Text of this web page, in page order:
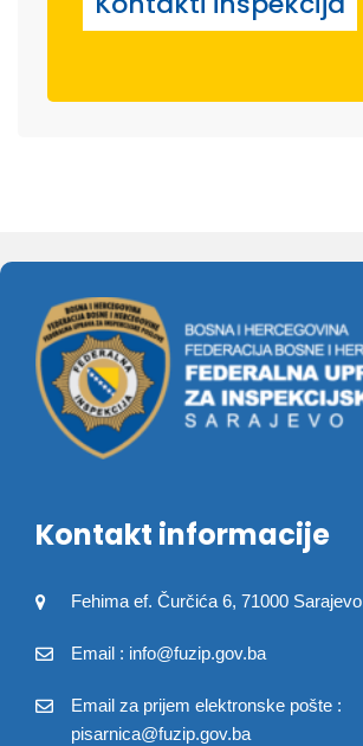
Kontakt informacije
Fehima ef. Čurčića 6, 71000 Sarajevo
Email : info@fuzip.gov.ba
Email za prijem elektronske pošte :
pisarnica@fuzip.gov.ba